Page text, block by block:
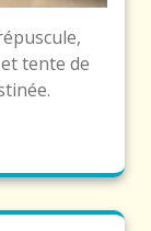
tente de